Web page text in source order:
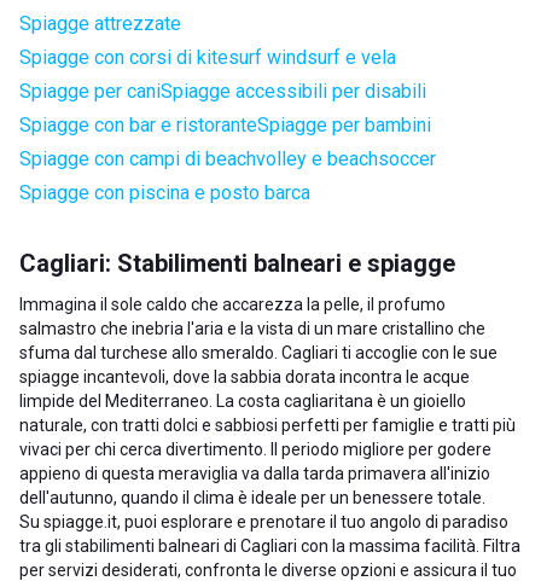
Spiagge attrezzate
Spiagge con corsi di kitesurf windsurf e vela
Spiagge per caniSpiagge accessibili per disabili
Spiagge con bar e ristoranteSpiagge per bambini
Spiagge con campi di beachvolley e beachsoccer
Spiagge con piscina e posto barca
Cagliari: Stabilimenti balneari e spiagge
Immagina il sole caldo che accarezza la pelle, il profumo
salmastro che inebria l'aria e la vista di un mare cristallino che
sfuma dal turchese allo smeraldo. Cagliari ti accoglie con le sue
spiagge incantevoli, dove la sabbia dorata incontra le acque
limpide del Mediterraneo. La costa cagliaritana è un gioiello
naturale, con tratti dolci e sabbiosi perfetti per famiglie e tratti più
vivaci per chi cerca divertimento. Il periodo migliore per godere
appieno di questa meraviglia va dalla tarda primavera all'inizio
dell'autunno, quando il clima è ideale per un benessere totale.
Su spiagge.it, puoi esplorare e prenotare il tuo angolo di paradiso
tra gli stabilimenti balneari di Cagliari con la massima facilità. Filtra
per servizi desiderati, confronta le diverse opzioni e assicura il tuo